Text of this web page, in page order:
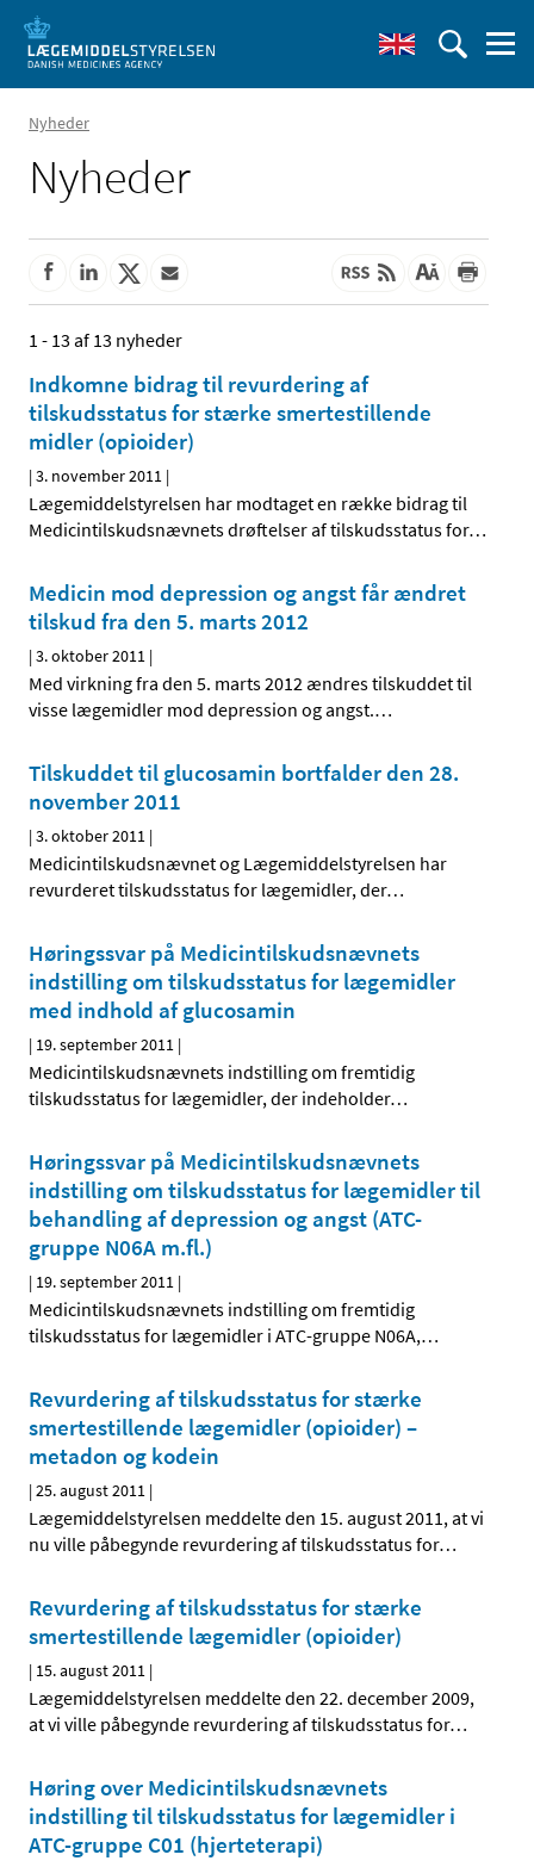
Nyheder
Nyheder
1 - 13 af 13 nyheder
Indkomne bidrag til revurdering af
tilskudsstatus for stærke smertestillende
midler (opioider)
|3. november 2011 |
Lægemiddelstyrelsen har modtaget en række bidrag til
Medicintilskudsnævnets drøftelser af tilskudsstatus for…
Medicin mod depression og angst får ændret
tilskud fra den 5. marts 2012
|3. oktober 2011 |
Med virkning fra den 5. marts 2012 ændres tilskuddet til
visse lægemidler mod depression og angst.…
Tilskuddet til glucosamin bortfalder den 28.
november 2011
|3. oktober 2011 |
Medicintilskudsnævnet og Lægemiddelstyrelsen har
revurderet tilskudsstatus for lægemidler, der…
Høringssvar på Medicintilskudsnævnets
indstilling om tilskudsstatus for lægemidler
med indhold af glucosamin
| 19. september 2011 |
Medicintilskudsnævnets indstilling om fremtidig
tilskudsstatus for lægemidler, der indeholder…
Høringssvar på Medicintilskudsnævnets
indstilling om tilskudsstatus for lægemidler til
behandling af depression og angst (ATC-
gruppe N06A m.fl.)
| 19. september 2011 |
Medicintilskudsnævnets indstilling om fremtidig
tilskudsstatus for lægemidler i ATC-gruppe N06A,…
Revurdering af tilskudsstatus for stærke
smertestillende lægemidler (opioider) –
metadon og kodein
|25. august 2011 |
Lægemiddelstyrelsen meddelte den 15. august 2011, at vi
nu ville påbegynde revurdering af tilskudsstatus for…
Revurdering af tilskudsstatus for stærke
smertestillende lægemidler (opioider)
| 15. august 2011 |
Lægemiddelstyrelsen meddelte den 22. december 2009,
at vi ville påbegynde revurdering af tilskudsstatus for…
Høring over Medicintilskudsnævnets
indstilling til tilskudsstatus for lægemidler i
ATC-gruppe C01 (hjerteterapi)